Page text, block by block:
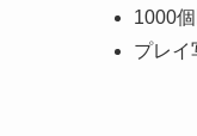
1000
プレイ